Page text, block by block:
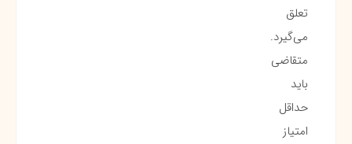
تعلق
می‌گیرد.
متقاضی
باید
حداقل
امتیاز